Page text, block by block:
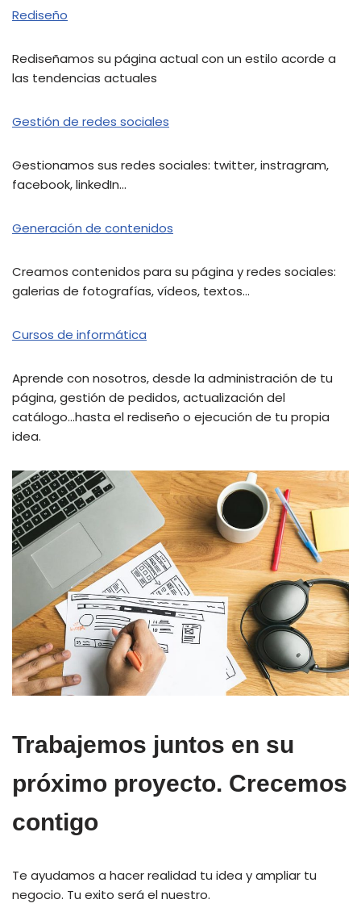
Rediseño
Rediseñamos su página actual con un estilo acorde a
las tendencias actuales
Gestión de redes sociales
Gestionamos sus redes sociales: twitter, instragram,
facebook, linkedIn…
Generación de contenidos
Creamos contenidos para su página y redes sociales:
galerias de fotografías, vídeos, textos…
Cursos de informática
Aprende con nosotros, desde la administración de tu
página, gestión de pedidos, actualización del
catálogo…hasta el rediseño o ejecución de tu propia
idea.
Trabajemos juntos en su
próximo proyecto. Crecemos
contigo
Te ayudamos a hacer realidad tu idea y ampliar tu
negocio. Tu exito será el nuestro.